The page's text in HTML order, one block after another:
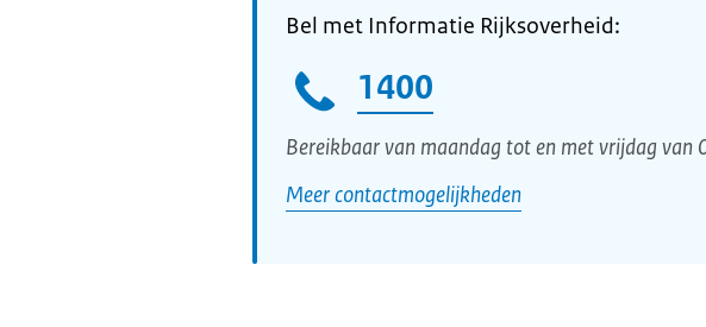
Bel met Informatie Rijksoverheid:
1400
Bereikbaar van maandag tot en met vrijdag
Meer contactmogelijkheden